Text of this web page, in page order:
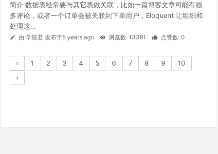
简介 数据表经常要与其它表做关联，比如一篇博客文章可能有很
多评论，或者一个订单会被关联到下单用户，Eloquent 让组织和
处理这...
由 学院君 发布于5 years ago 浏览数: 13391 点赞数: 0
‹ 1 2 3 4 5 6 7 8 9
10
›